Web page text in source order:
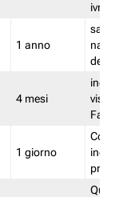
ivr
1 anno
salva
del
4 mesi
1 giorno